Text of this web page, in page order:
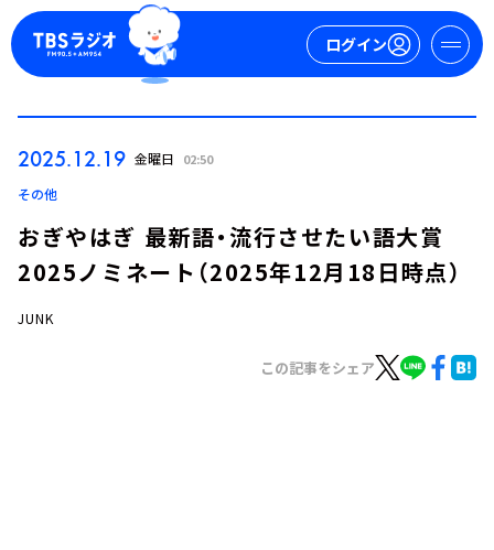
ログイン
2025.12.19 金曜日 02:50
その他
おぎやはぎ 最新語・流行させたい語大賞
2025ノミネート（2025年12月18日時点）
JUNK
この記事をシェア